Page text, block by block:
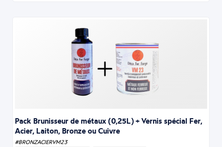
Pack Brunisseur de métaux (0,25L) + Vernis spécial Fer,
Acier, Laiton, Bronze ou Cuivre
#BRONZACIERVM23